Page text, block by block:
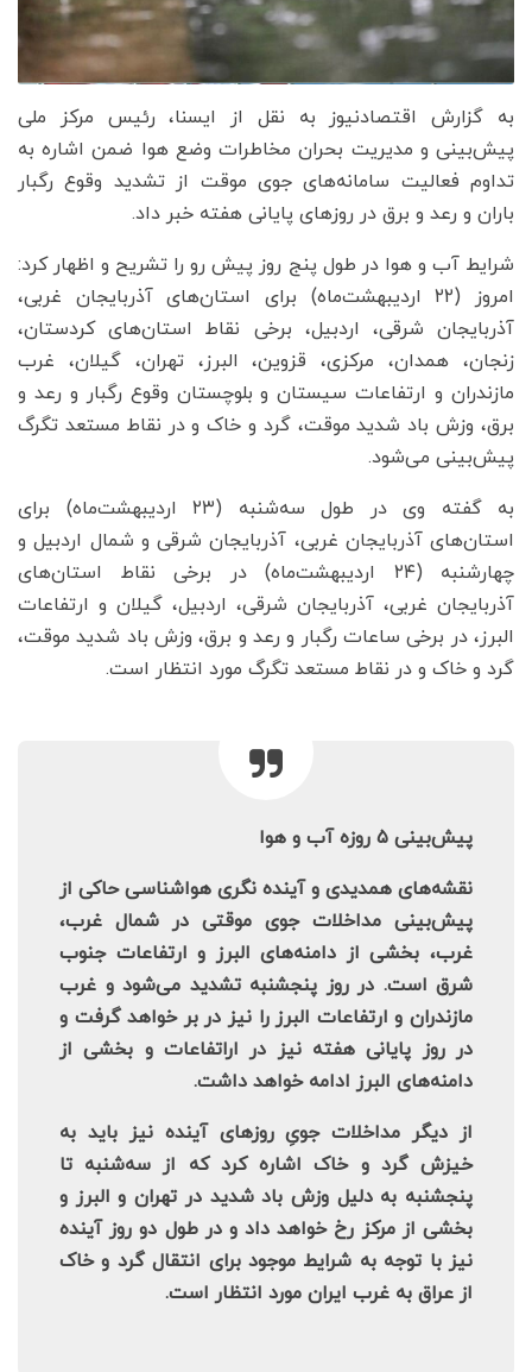
به گزارش اقتصادنیوز به نقل از ایسنا، رئیس مرکز ملی
پیش‌بینی و مدیریت بحران مخاطرات وضع هوا ضمن اشاره به
تداوم فعالیت سامانه‌های جوی موقت از تشدید وقوع رگبار
باران و رعد و برق در روزهای پایانی هفته خبر داد.
شرایط آب و هوا در طول پنج روز پیش رو را تشریح و اظهار کرد:‌
امروز (۲۲ اردیبهشت‌ماه) برای استان‌های آذربایجان غربی،
آذربایجان شرقی، اردبیل، برخی نقاط استان‌های کردستان،
زنجان، همدان، مرکزی، قزوین، البرز، تهران، گیلان، غرب
مازندران و ارتفاعات سیستان و بلوچستان وقوع رگبار و رعد و
برق، وزش باد شدید موقت، گرد و خاک و در نقاط مستعد تگرگ
پیش‌بینی می‌شود.
به گفته وی در طول سه‌شنبه (۲۳ اردیبهشت‌ماه) برای
استان‌های آذربایجان غربی، آذربایجان شرقی و شمال اردبیل و
چهارشنبه (۲۴ اردیبهشت‌ماه) در برخی نقاط استان‌های
آذربایجان غربی، آذربایجان شرقی، اردبیل، گیلان و ارتفاعات
البرز، در برخی ساعات رگبار و رعد و برق، وزش باد شدید موقت،
گرد و خاک و در نقاط مستعد تگرگ مورد انتظار است.
پیش‌بینی ۵ روزه آب و هوا
نقشه‌های همدیدی و آینده نگری هواشناسی حاکی از
پیش‌بینی مداخلات جوی موقتی در شمال غرب،
غرب، بخشی از دامنه‌های البرز و ارتفاعات جنوب
شرق است. در روز پنجشنبه تشدید می‌شود و غرب
مازندران و ارتفاعات البرز را نیز در بر خواهد گرفت و
در روز پایانی هفته نیز در اراتفاعات و بخشی از
دامنه‌های البرز ادامه خواهد داشت.
از دیگر مداخلات جویِ روزهای آینده نیز باید به
خیزش گرد و خاک اشاره کرد که از سه‌شنبه تا
پنجشنبه به دلیل وزش باد شدید در تهران و البرز و
بخشی از مرکز رخ خواهد داد و در طول دو روز آینده
نیز با توجه به شرایط موجود برای انتقال گرد و خاک
از عراق به غرب ایران مورد انتظار است.